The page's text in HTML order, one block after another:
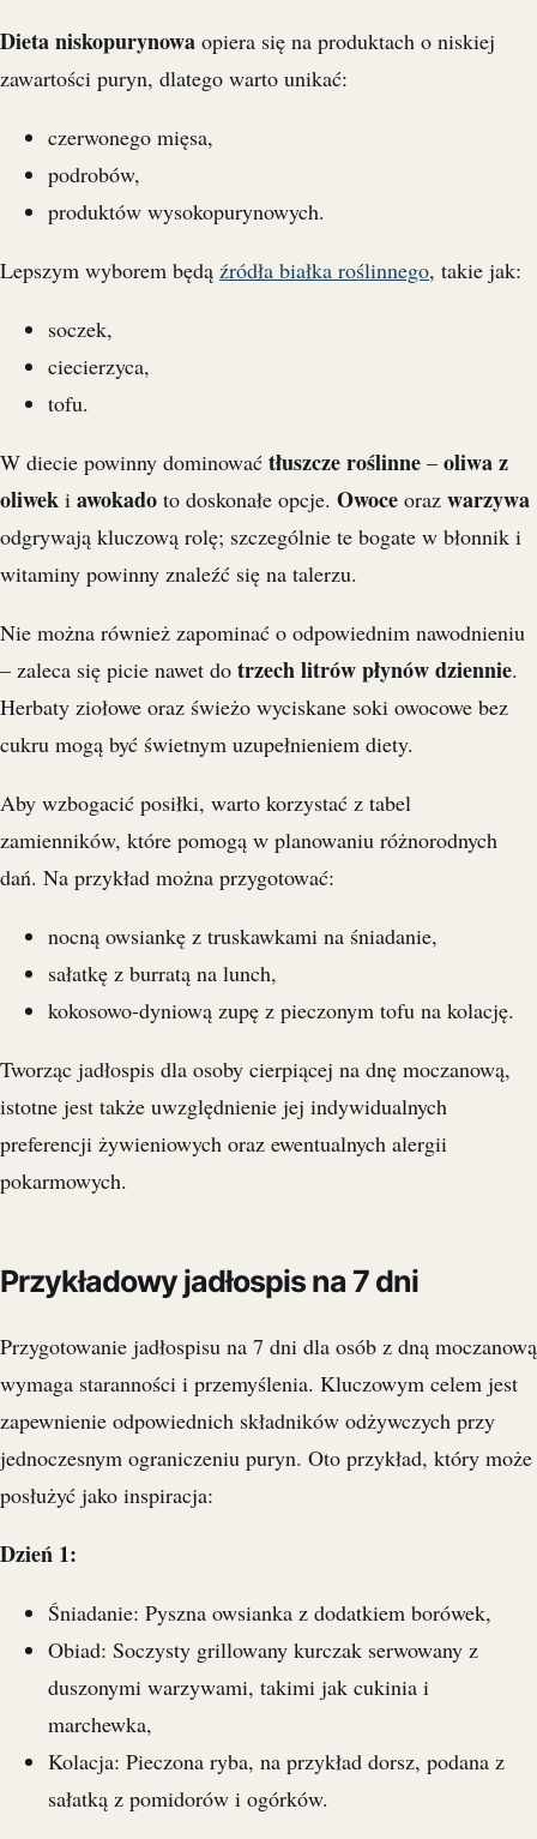
Dieta niskopurynowa opiera się na produktach o niskiej
zawartości puryn, dlatego warto unikać:
czerwonego mięsa,
podrobów,
produktów wysokopurynowych.
Lepszym wyborem będą źródła białka roślinnego, takie jak:
soczek,
ciecierzyca,
tofu.
W diecie powinny dominować tłuszcze roślinne – oliwa z
oliwek i awokado to doskonałe opcje. Owoce oraz warzywa
odgrywają kluczową rolę; szczególnie te bogate w błonnik i
witaminy powinny znaleźć się na talerzu.
Nie można również zapominać o odpowiednim nawodnieniu
– zaleca się picie nawet do trzech litrów płynów dziennie.
Herbaty ziołowe oraz świeżo wyciskane soki owocowe bez
cukru mogą być świetnym uzupełnieniem diety.
Aby wzbogacić posiłki, warto korzystać z tabel
zamienników, które pomogą w planowaniu różnorodnych
dań. Na przykład można przygotować:
nocną owsiankę z truskawkami na śniadanie,
sałatkę z burratą na lunch,
kokosowo-dyniową zupę z pieczonym tofu na kolację.
Tworząc jadłospis dla osoby cierpiącej na dnę moczanową,
istotne jest także uwzględnienie jej indywidualnych
preferencji żywieniowych oraz ewentualnych alergii
pokarmowych.
Przykładowy jadłospis na 7 dni
Przygotowanie jadłospisu na 7 dni dla osób z dną moczanową
wymaga staranności i przemyślenia. Kluczowym celem jest
zapewnienie odpowiednich składników odżywczych przy
jednoczesnym ograniczeniu puryn. Oto przykład, który może
posłużyć jako inspiracja:
Dzień 1:
Śniadanie: Pyszna owsianka z dodatkiem borówek,
Obiad: Soczysty grillowany kurczak serwowany z
duszonymi warzywami, takimi jak cukinia i
marchewka,
Kolacja: Pieczona ryba, na przykład dorsz, podana z
sałatką z pomidorów i ogórków.